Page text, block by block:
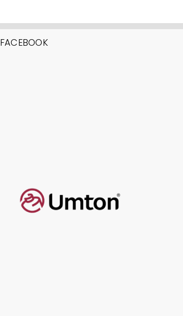
FACEBOOK